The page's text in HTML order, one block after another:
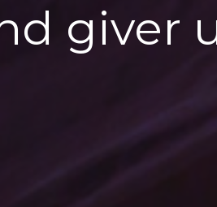
giver